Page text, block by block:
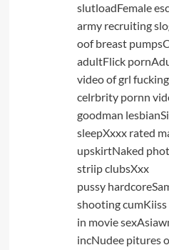
slutloadFemale
army recruiting
oof breast
adultFlick
video of grl
celrbrity pornn
goodman
sleepXxxx rated
upskirtNaked
striip clubsXxx
pussy
shooting
in movie
incNudee pitures